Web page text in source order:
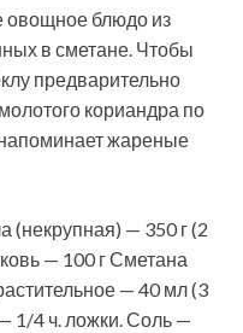
овощное блюдо из
в сметане. Чтобы
предварительно
кориандра по
жареные
(некрупная) — 350 г (2
— 100 г Сметана
— 40 мл (3
1/4 ч. ложки. Соль —